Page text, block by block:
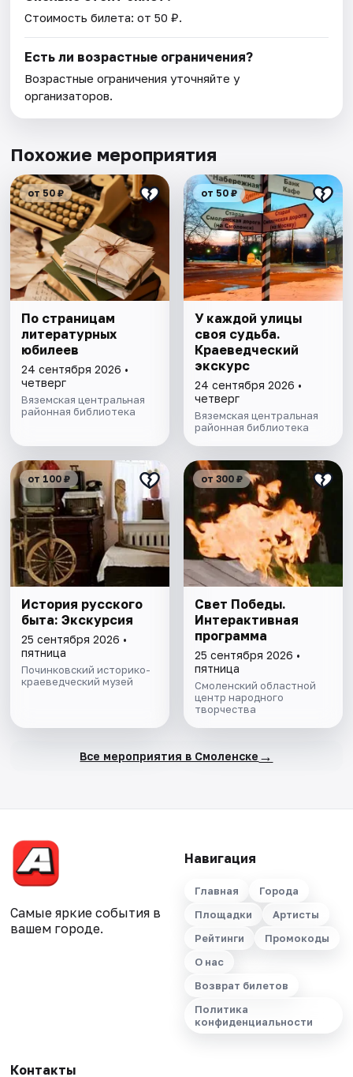
Стоимость билета: от 50 ₽.
Есть ли возрастные ограничения?
Возрастные ограничения уточняйте у
организаторов.
Похожие мероприятия
от 50 ₽
По страницам
литературных
юбилеев
24 сентября 2026 •
четверг
Вяземская центральная
районная библиотека
от 50 ₽
У каждой улицы
своя судьба.
Краеведческий
экскурс
24 сентября 2026 •
четверг
Вяземская центральная
районная библиотека
от 100 ₽
История русского
быта: Экскурсия
25 сентября 2026 •
пятница
Починковский историко-
краеведческий музей
от 300 ₽
Свет Победы.
Интерактивная
программа
25 сентября 2026 •
пятница
Смоленский областной
центр народного
творчества
Все мероприятия в Смоленске →
Самые яркие события в
вашем городе.
Навигация
Главная
Города
Площадки
Артисты
Рейтинги
Промокоды
О нас
Возврат билетов
Политика
конфиденциальности
Контакты